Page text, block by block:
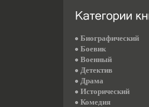
Биографический
Боевик
Военный
Детектив
Драма
Исторический
Комедия